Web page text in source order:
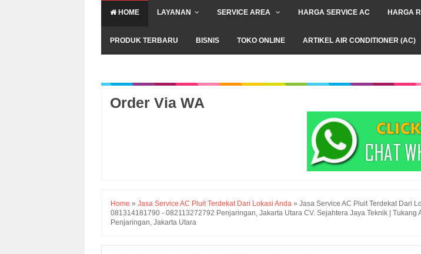
HOME LAYANAN SERVICE AREA HARGA SERVICE AC HARGA
PRODUK TERBARU BISNIS TOKO ONLINE ARTIKEL AIR CONDITIONER (AC)
Order Via WA
Home » Jasa Service AC Pluit Terdekat Dari Lokasi Anda » Jasa Service AC Pluit Terdekat Dari
081314181790 - 082113272792 Penjaringan, Jakarta Utara CV. Sejahtera Jaya Teknik | Tukang
Penjaringan, Jakarta Utara